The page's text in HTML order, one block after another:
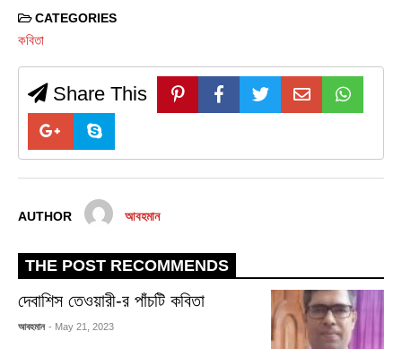
CATEGORIES
কবিতা
Share This
AUTHOR আবহমান
THE POST RECOMMENDS
দেবাশিস তেওয়ারী-র পাঁচটি কবিতা
আবহমান - May 21, 2023